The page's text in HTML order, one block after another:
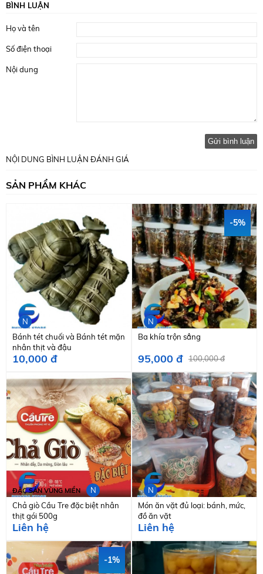
BÌNH LUẬN
Họ và tên
Số điện thoại
Nội dung
Gửi bình luận
NỘI DUNG BÌNH LUẬN ĐÁNH GIÁ
SẢN PHẨM KHÁC
N
Bánh tét chuối và Bánh tét mặn
nhân thịt và đậu
10,000 đ
-5%
N
Ba khía trộn sẳng
95,000 đ 100,000 đ
ĐẶC SẢN VÙNG MIỀN
N
Chả giò Cầu Tre đặc biệt nhân
thịt gói 500g
Liên hệ
N
Món ăn vặt đủ loại: bánh, mức,
đồ ăn vặt
Liên hệ
-1%